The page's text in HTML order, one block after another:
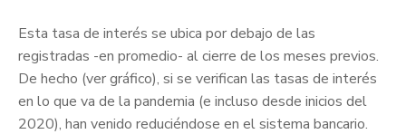
Esta tasa de interés se ubica por debajo de las
registradas -en promedio- al cierre de los meses previos.
De hecho (ver gráfico), si se verifican las tasas de interés
en lo que va de la pandemia (e incluso desde inicios del
2020), han venido reduciéndose en el sistema bancario.